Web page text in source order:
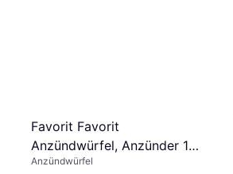
Favorit Favorit
Anzündwürfel, Anzünder 1
Packung =
Anzündwürfel